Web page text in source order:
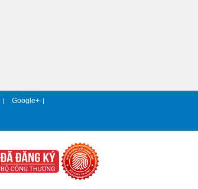
| Google+ |